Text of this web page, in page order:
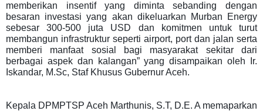
memberikan insentif yang diminta sebanding dengan
besaran investasi yang akan dikeluarkan Murban Energy
sebesar 300-500 juta USD dan komitmen untuk turut
membangun infrastruktur seperti airport, port dan jalan serta
memberi manfaat sosial bagi masyarakat sekitar dari
berbagai aspek dan kalangan” yang disampaikan oleh Ir.
Iskandar, M.Sc, Staf Khusus Gubernur Aceh.
Kepala DPMPTSP Aceh Marthunis, S.T, D.E. A memaparkan